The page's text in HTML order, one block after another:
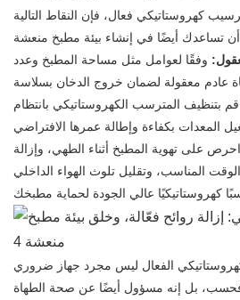
كهروستاتيكي فعال، فإن النقاط التالية
وفقًا لعوامل مثل مساحة المطبخ وعدد
قم بتنظيف المترسب الكهروستاتيكي بانتظام
احرص على تهوية المطبخ أثناء الطهي، وإزالة
كهروستاتيكيًا عالي الجودة لحماية مطبخك
الفعال ليس مجرد جهاز ضروري
فحسب، بل إنه مسؤول أيضًا عن صحة الطهاة